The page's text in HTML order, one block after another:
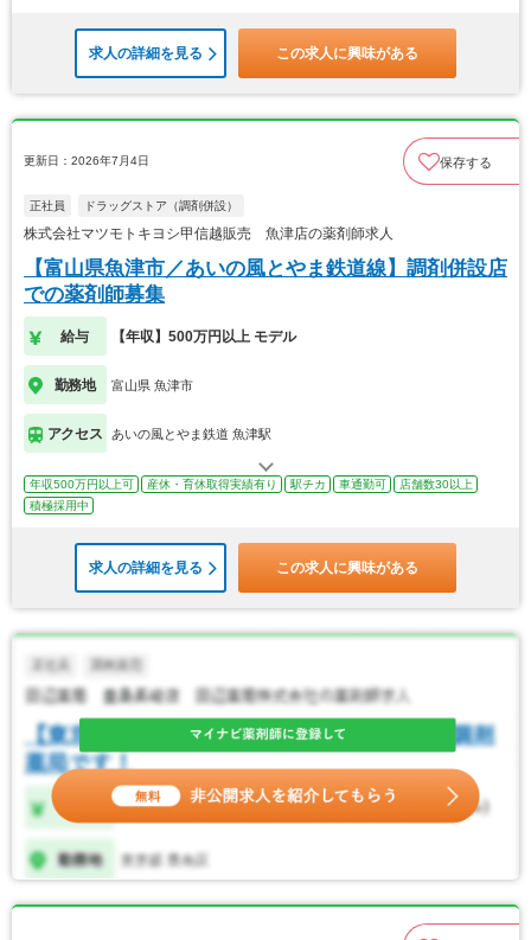
求人の詳細を見る この求人に興味がある
更新日：2026年7月4日 保存する
正社員 ドラッグストア（調剤併設）
株式会社マツモトキヨシ甲信越販売 魚津店の薬剤師求人
【富山県魚津市／あいの風とやま鉄道線】調剤併設店
での薬剤師募集
給与 【年収】500万円以上 モデル
勤務地 富山県 魚津市
アクセス あいの風とやま鉄道 魚津駅
年収500万円以上可 産休・育休取得実績有り 駅チカ 車通勤可
店舗数30以上
積極採用中
求人の詳細を見る この求人に興味がある